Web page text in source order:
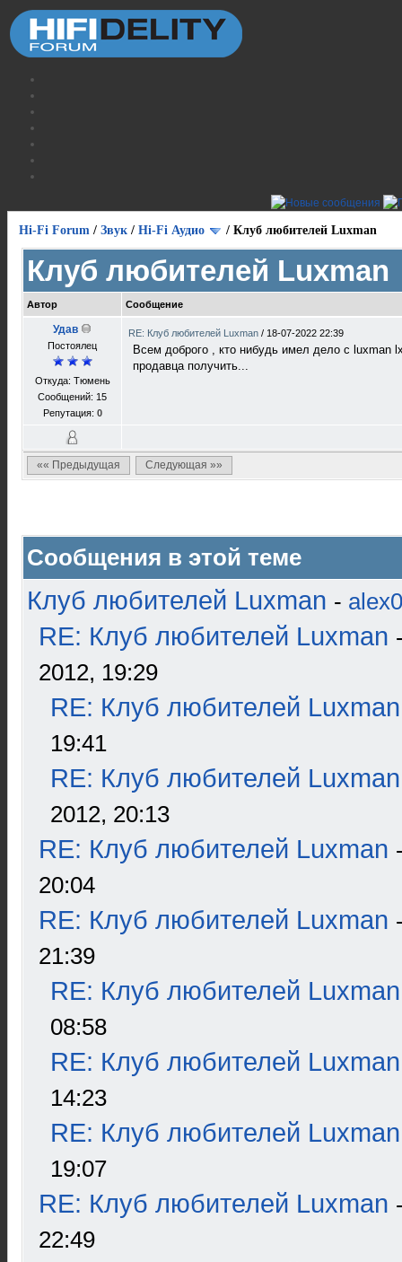
Hi-Fi Forum / Звук / Hi-Fi Аудио / Клуб любителей Luxman
Клуб любителей Luxman
Автор Сообщение
Удав
Постоялец
Откуда: Тюмень
Сообщений: 15
Репутация: 0
RE: Клуб любителей Luxman / 18-07-2022 22:39
Всем доброго , кто нибудь имел дело с luxman
продавца получить...
«« Предыдущая Следующая »»
Сообщения в этой теме
Клуб любителей Luxman -
RE: Клуб любителей Luxman
2012, 19:29
RE: Клуб любителей Luxman
19:41
RE: Клуб любителей Luxman
2012, 20:13
RE: Клуб любителей Luxman
20:04
RE: Клуб любителей Luxman
21:39
RE: Клуб любителей Luxman
08:58
RE: Клуб любителей Luxman
14:23
RE: Клуб любителей Luxman
19:07
RE: Клуб любителей Luxman
22:49